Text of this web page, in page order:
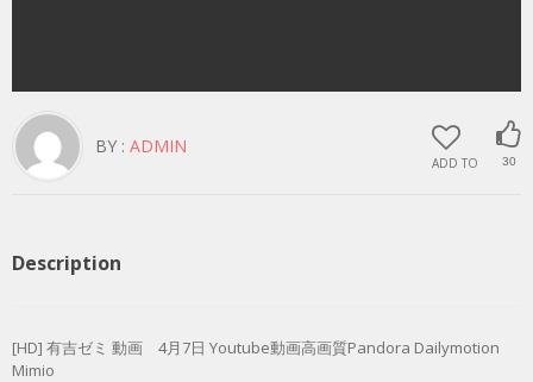
ADD TO 30
BY : ADMIN
Description
[HD] 有吉ゼミ 動画 4月7日 Youtube動画高画質Pandora Dailymotion
Mimio